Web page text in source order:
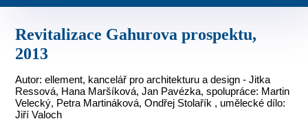
vyřídit Potřebuji zaplatit
Revitalizace Gahurova prospektu,
2013
Autor: ellement, kancelář pro architekturu a design - Jitka
Ressová, Hana Maršíková, Jan Pavézka, spolupráce: Martin
Velecký, Petra Martináková, Ondřej Stolařík , umělecké dílo:
Jiří Valoch